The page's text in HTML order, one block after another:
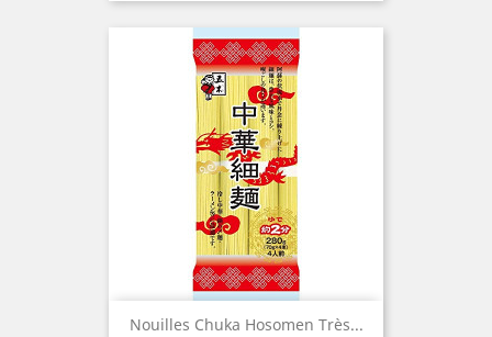
Nouilles Chuka Hosomen Très...